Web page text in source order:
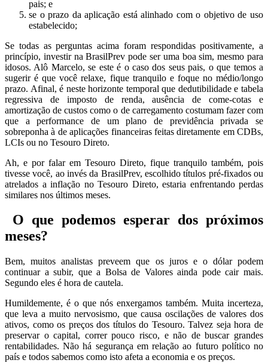
pais; e
se o prazo da aplicação está alinhado com o objetivo de uso
estabelecido;
Se todas as perguntas acima foram respondidas positivamente, a
princípio, investir na BrasilPrev pode ser uma boa sim, mesmo para
idosos. Alô Marcelo, se este é o caso dos seus pais, o que temos a
sugerir é que você relaxe, fique tranquilo e foque no médio/longo
prazo. Afinal, é neste horizonte temporal que dedutibilidade e tabela
regressiva de imposto de renda, ausência de come-cotas e
amortização de custos como o de carregamento costumam fazer com
que a performance de um plano de previdência privada se
sobreponha à de aplicações financeiras feitas diretamente em CDBs,
LCIs ou no Tesouro Direto.
Ah, e por falar em Tesouro Direto, fique tranquilo também, pois
tivesse você, ao invés da BrasilPrev, escolhido títulos pré-fixados ou
atrelados a inflação no Tesouro Direto, estaria enfrentando perdas
similares nos últimos meses.
O que podemos esperar dos próximos
meses?
Bem, muitos analistas preveem que os juros e o dólar podem
continuar a subir, que a Bolsa de Valores ainda pode cair mais.
Segundo eles é hora de cautela.
Humildemente, é o que nós enxergamos também. Muita incerteza,
que leva a muito nervosismo, que causa oscilações de valores dos
ativos, como os preços dos títulos do Tesouro. Talvez seja hora de
preservar o capital, correr pouco risco, e não de buscar grandes
rentabilidades. Não há segurança em relação ao futuro político no
país e todos sabemos como isto afeta a economia e os preços.